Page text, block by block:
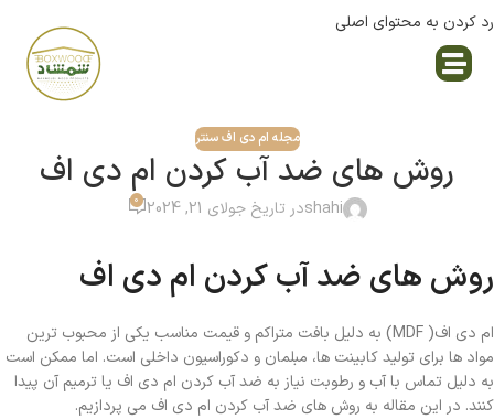
رد کردن به محتوای اصلی
مجله ام دی اف سنتر
روش های ضد آب کردن ام دی اف
shahiدر تاریخ جولای 21, 2024 0
روش های ضد آب کردن ام دی اف
ام دی اف( MDF) به دلیل بافت متراکم و قیمت مناسب یکی از محبوب ترین
مواد ها برای تولید کابینت ها، مبلمان و دکوراسیون داخلی است. اما ممکن است
به دلیل تماس با آب و رطوبت نیاز به ضد آب کردن ام دی اف یا ترمیم آن پیدا
کنند. در این مقاله به روش های ضد آب کردن ام دی اف می پردازیم.